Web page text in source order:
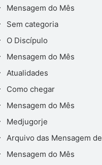
Mensagem do Mês
Sem categoria
O Discípulo
Mensagem do Mês
Atualidades
Como chegar
Mensagem do Mês
Medjugorje
Arquivo das Mensagem
Mensagem do Mês